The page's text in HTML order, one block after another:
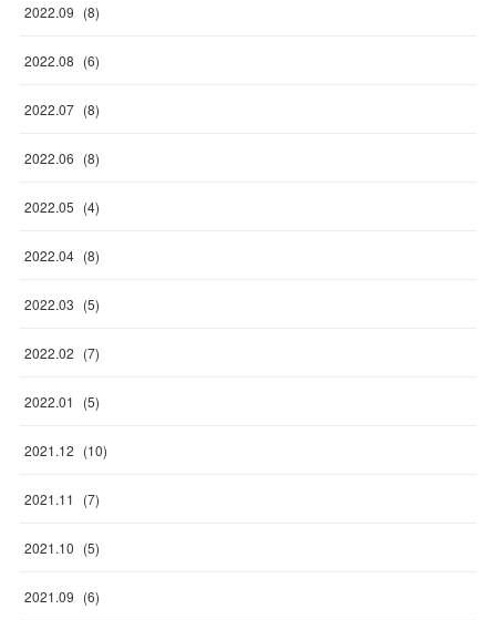
2022.09 (8)
2022.08 (6)
2022.07 (8)
2022.06 (8)
2022.05 (4)
2022.04 (8)
2022.03 (5)
2022.02 (7)
2022.01 (5)
2021.12 (10)
2021.11 (7)
2021.10 (5)
2021.09 (6)